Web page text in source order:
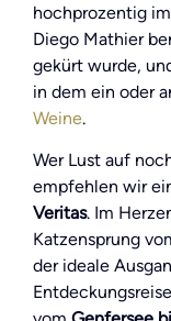
hochprozentig im
Diego Mathier
gekürt wurde,
in dem ein oder
Weine.
Wer Lust auf
empfehlen wir
Veritas. Im
Katzensprung
der ideale